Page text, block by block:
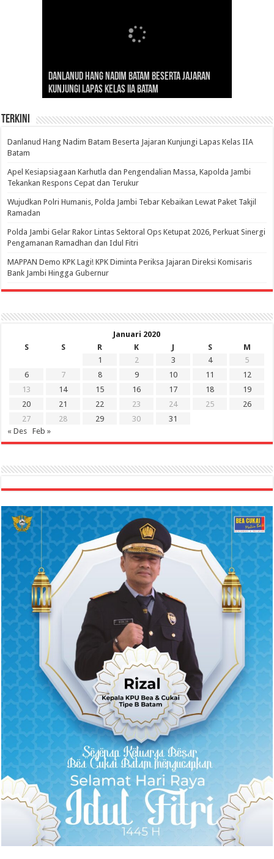
Danlanud Hang Nadim Batam Beserta Jajaran
Kunjungi Lapas Kelas IIA Batam
Silaturahmi dan Reses Komite I DPD RI di Polda
Jambi Bahas Sinergitas Penanganan Narkotika
Edukasi Pembentukan Karakter Generasi
Penerus
Cepat Beroperasi Agar Bisa Layani Masyarakat
Penuhi Kebutuhannya
Nusantara: Ratu Wangsa, Wanita Berkelas
dengan Pengaruh Internasional
Terkini
Danlanud Hang Nadim Batam Beserta Jajaran Kunjungi Lapas Kelas IIA
Batam
Apel Kesiapsiagaan Karhutla dan Pengendalian Massa, Kapolda Jambi
Tekankan Respons Cepat dan Terukur
Wujudkan Polri Humanis, Polda Jambi Tebar Kebaikan Lewat Paket Takjil
Ramadan
Polda Jambi Gelar Rakor Lintas Sektoral Ops Ketupat 2026, Perkuat Sinergi
Pengamanan Ramadhan dan Idul Fitri
‎MAPPAN Demo KPK Lagi! KPK Diminta Periksa Jajaran Direksi Komisaris
Bank Jambi Hingga Gubernur ‎
Januari 2020
S
S R K J S
M
1
2 3 4
5
6
7 8 9 10 11
12
13
14 15 16 17 18
19
20
21 22 23 24 25
26
27
28 29 30
31
« Des
Feb »